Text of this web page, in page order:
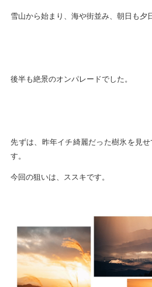
雪山から始まり、海や街並み、朝日も夕
後半も絶景のオンパレードでした。
先ずは、昨年イチ綺麗だった樹氷を見
す。
今回の狙いは、ススキです。